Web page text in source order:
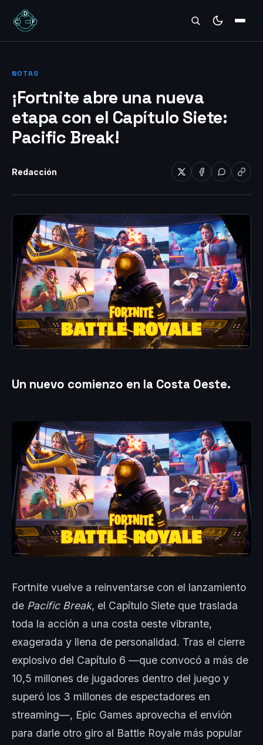
REVIEWS
NOTAS
¡Fortnite abre una nueva
etapa con el Capítulo Siete:
Pacific Break!
Redacción
Un nuevo comienzo en la Costa Oeste.
Fortnite vuelve a reinventarse con el lanzamiento
de Pacific Break, el Capítulo Siete que traslada
toda la acción a una costa oeste vibrante,
exagerada y llena de personalidad. Tras el cierre
explosivo del Capítulo 6 —que convocó a más de
10,5 millones de jugadores dentro del juego y
superó los 3 millones de espectadores en
streaming—, Epic Games aprovecha el envión
para darle otro giro al Battle Royale más popular